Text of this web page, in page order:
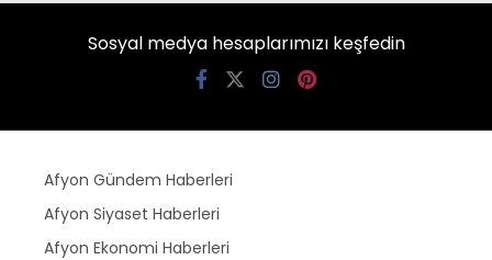
Sosyal medya hesaplarımızı keşfedin
Afyon Gündem Haberleri
Afyon Siyaset Haberleri
Afyon Ekonomi Haberleri